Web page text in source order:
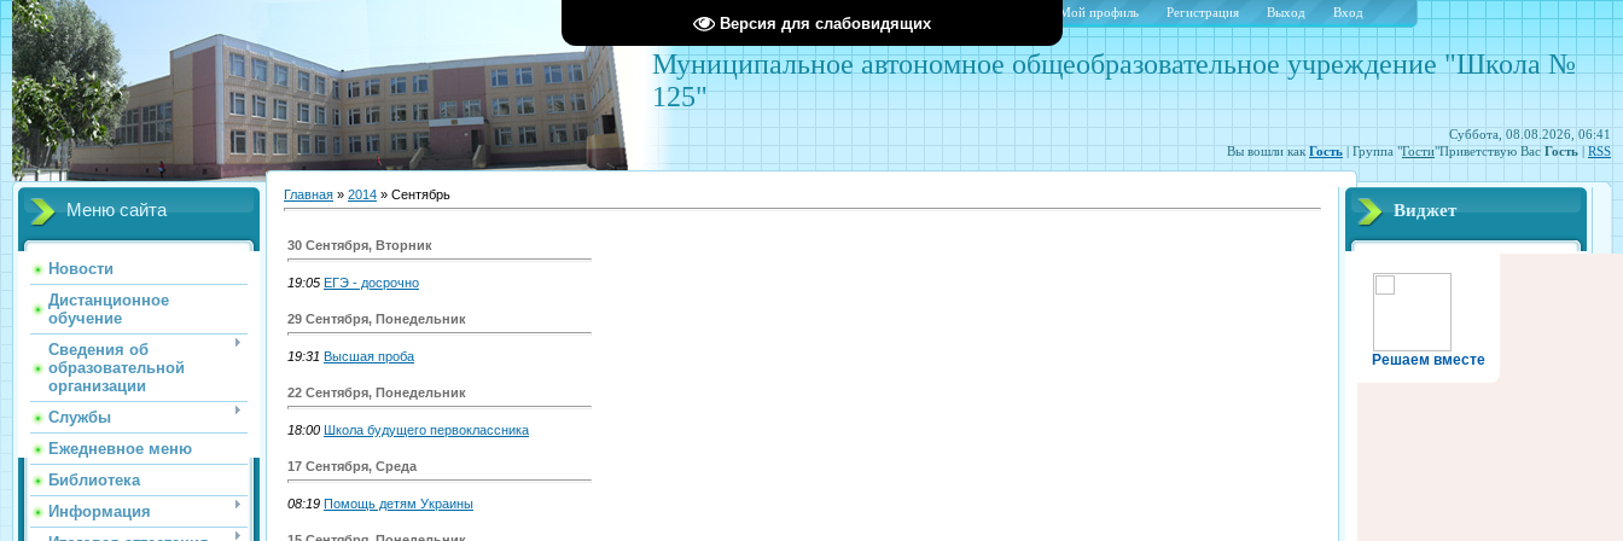
Версия для слабовидящих
Суббота, 08.08.2026, 06:41
Вы вошли как Гость | Группа "Гости"Приветствую Вас Гость RSS
Муниципальное автономное общеобразовательное учреждение "Школа №
125"
Мой профиль Регистрация Выход Вход
Меню сайта
Новости
Дистанционное
обучение
Сведения об
образовательной
организации
Службы
Ежедневное меню
Библиотека
Информация
Главная » 2014 » Сентябрь
30 Сентября, Вторник
19:05 ЕГЭ - досрочно
29 Сентября, Понедельник
19:31 Высшая проба
22 Сентября, Понедельник
18:00 Школа будущего первоклассника
17 Сентября, Среда
08:19 Помощь детям Украины
Виджет
Решаем вместе